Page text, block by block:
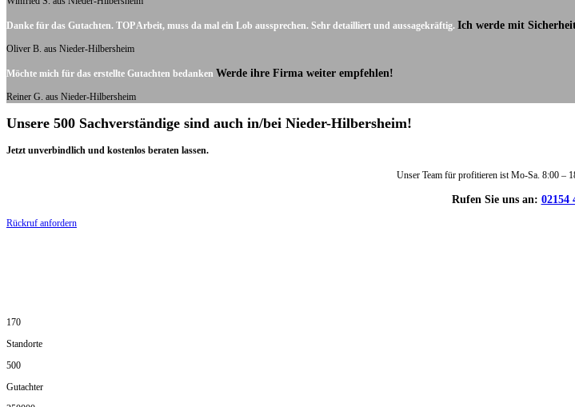
Danke für das Gutachten. TOP Arbeit, muss da mal ein Lob aussprechen. Sehr detailliert und aussagekräftig. Ich werde mit
Oliver B. aus Nieder-Hilbersheim
Möchte mich für das erstellte Gutachten bedanken Werde ihre Firma weiter empfehlen!
Reiner G. aus Nieder-Hilbersheim
Unsere 500 Sachverständige sind auch in/bei Nieder-Hilbersheim!
Jetzt unverbindlich und kostenlos beraten lassen.
Unser Team für profitieren ist Mo-Sa. 8:00 –
Rufen Sie uns an: 02154
Rückruf anfordern
170
Standorte
500
Gutachter